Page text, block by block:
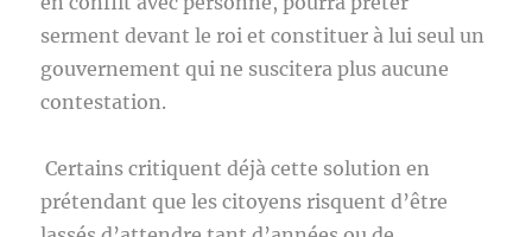
serment devant le roi et constituer à lui seul un
gouvernement qui ne suscitera plus aucune
contestation.
Certains critiquent déjà cette solution en
prétendant que les citoyens risquent d’être